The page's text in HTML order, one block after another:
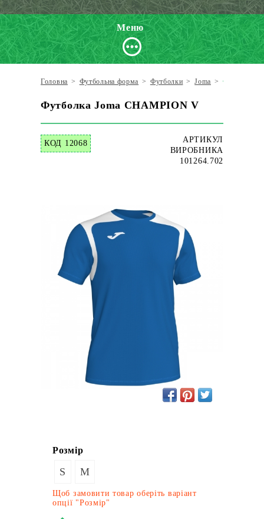
Меню
Головна > Футбольна форма > Футболки > Joma > Футболка
Футболка Joma CHAMPION V
КОД 12068
АРТИКУЛ
ВИРОБНИКА
101264.702
Розмір
S M
Щоб замовити товар оберіть варіант
опції "Розмір"